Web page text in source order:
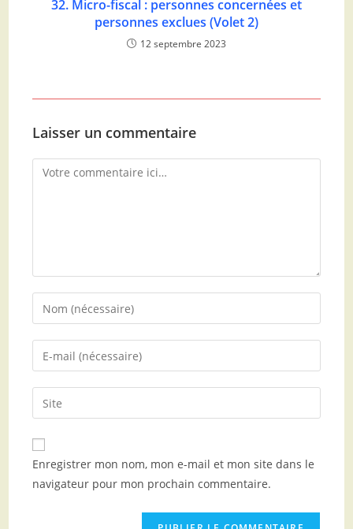
32. Micro-fiscal : personnes concernées et
personnes exclues (Volet 2)
12 septembre 2023
Laisser un commentaire
Enregistrer mon nom, mon e-mail et mon site dans le
navigateur pour mon prochain commentaire.